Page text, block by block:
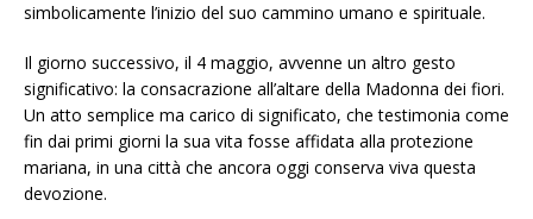
simbolicamente l’inizio del suo cammino umano e spirituale.
Il giorno successivo, il 4 maggio, avvenne un altro gesto
significativo: la consacrazione all’altare della Madonna dei fiori.
Un atto semplice ma carico di significato, che testimonia come
fin dai primi giorni la sua vita fosse affidata alla protezione
mariana, in una città che ancora oggi conserva viva questa
devozione.